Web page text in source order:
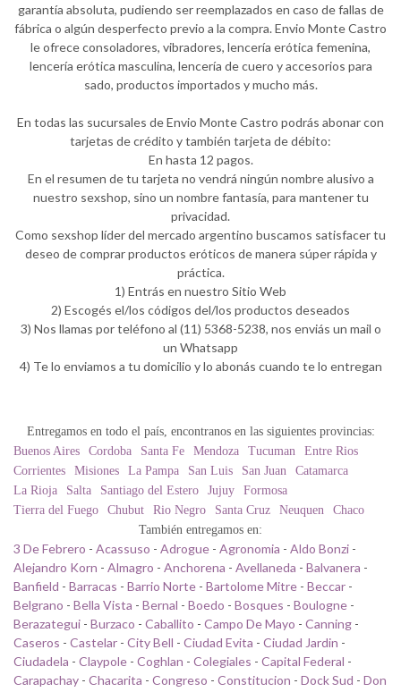
garantía absoluta, pudiendo ser reemplazados en caso de fallas de
fábrica o algún desperfecto previo a la compra. Envio Monte Castro
le ofrece consoladores, vibradores, lencería erótica femenina,
lencería erótica masculina, lencería de cuero y accesorios para
sado, productos importados y mucho más.
En todas las sucursales de Envio Monte Castro podrás abonar con
tarjetas de crédito y también tarjeta de débito:
En hasta 12 pagos.
En el resumen de tu tarjeta no vendrá ningún nombre alusivo a
nuestro sexshop, sino un nombre fantasía, para mantener tu
privacidad.
Como sexshop líder del mercado argentino buscamos satisfacer tu
deseo de comprar productos eróticos de manera súper rápida y
práctica.
1) Entrás en nuestro Sitio Web
2) Escogés el/los códigos del/los productos deseados
3) Nos llamas por teléfono al (11) 5368-5238, nos enviás un mail o
un Whatsapp
4) Te lo enviamos a tu domicilio y lo abonás cuando te lo entregan
Entregamos en todo el país, encontranos en las siguientes provincias:
Buenos Aires
Cordoba Santa Fe Mendoza Tucuman
Entre Rios
Corrientes
Misiones La Pampa San Luis San Juan
Catamarca
La Rioja
Salta Santiago del Estero Jujuy
Formosa
Tierra del Fuego
Chubut Rio Negro Santa Cruz Neuquen
Chaco
También entregamos en:
3 De Febrero - Acassuso - Adrogue - Agronomia - Aldo Bonzi -
Alejandro Korn - Almagro - Anchorena - Avellaneda - Balvanera -
Banfield - Barracas - Barrio Norte - Bartolome Mitre - Beccar -
Belgrano - Bella Vista - Bernal - Boedo - Bosques - Boulogne -
Berazategui - Burzaco - Caballito - Campo De Mayo - Canning -
Caseros - Castelar - City Bell - Ciudad Evita - Ciudad Jardin -
Ciudadela - Claypole - Coghlan - Colegiales - Capital Federal -
Carapachay - Chacarita - Congreso - Constitucion - Dock Sud - Don